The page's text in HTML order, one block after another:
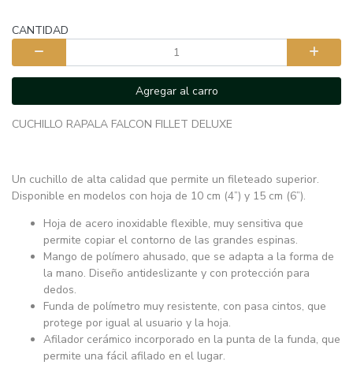
CANTIDAD
Agregar al carro
CUCHILLO RAPALA FALCON FILLET DELUXE
Un cuchillo de alta calidad que permite un fileteado superior.
Disponible en modelos con hoja de 10 cm (4”) y 15 cm (6”).
Hoja de acero inoxidable flexible, muy sensitiva que
permite copiar el contorno de las grandes espinas.
Mango de polímero ahusado, que se adapta a la forma de
la mano. Diseño antideslizante y con protección para
dedos.
Funda de polímetro muy resistente, con pasa cintos, que
protege por igual al usuario y la hoja.
Afilador cerámico incorporado en la punta de la funda, que
permite una fácil afilado en el lugar.